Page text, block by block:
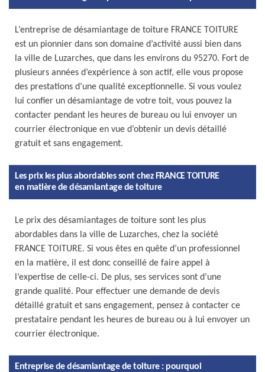
L’entreprise de désamiantage de toiture FRANCE TOITURE
est un pionnier dans son domaine d’activité aussi bien dans
la ville de Luzarches, que dans les environs du 95270. Fort de
plusieurs années d’expérience à son actif, elle vous propose
des prestations d’une qualité exceptionnelle. Si vous voulez
lui confier un désamiantage de votre toit, vous pouvez la
contacter pendant les heures de bureau ou lui envoyer un
courrier électronique en vue d’obtenir un devis détaillé
gratuit et sans engagement.
Les prix les plus abordables sont chez FRANCE TOITURE
en matière de désamiantage de toiture
Le prix des désamiantages de toiture sont les plus
abordables dans la ville de Luzarches, chez la société
FRANCE TOITURE. Si vous êtes en quête d’un professionnel
en la matière, il est donc conseillé de faire appel à
l’expertise de celle-ci. De plus, ses services sont d’une
grande qualité. Pour effectuer une demande de devis
détaillé gratuit et sans engagement, pensez à contacter ce
prestataire pendant les heures de bureau ou à lui envoyer un
courrier électronique.
Entreprise de désamiantage de toiture : pourquoi